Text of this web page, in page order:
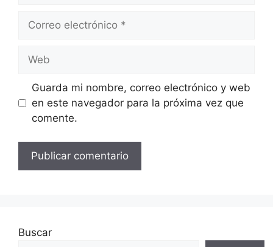
Guarda mi nombre, correo electrónico y web
en este navegador para la próxima vez que
comente.
Buscar